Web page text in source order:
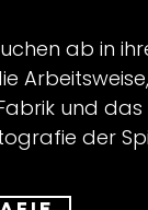
ab in
und
der